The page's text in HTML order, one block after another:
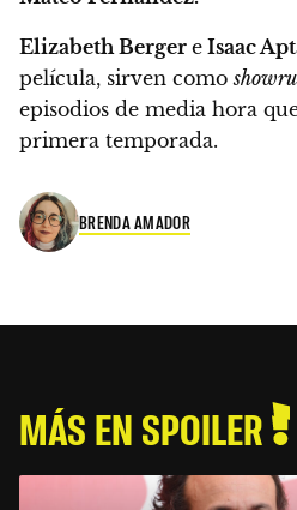
Elizabeth Berger e Isaac
película, sirven como
episodios de media hora
primera temporada.
BRENDA AMADOR
MÁS EN SPOILER